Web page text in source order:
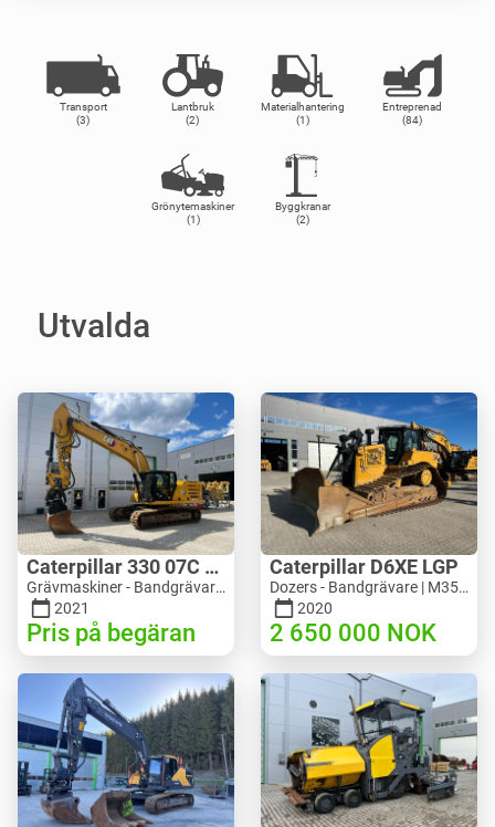
Transport
(3)
Lantbruk
(2)
Materialhantering
(1)
Entreprenad
(84)
Grönytemaskiner
(1)
Byggkranar
(2)
Utvalda
Caterpillar 330 07C Next Gen
Grävmaskiner - Bandgrävare | M816-4487 | 10356
2021
Pris på begäran
Caterpillar D6XE LGP
Dozers - Bandgrävare | M354-6704 | 35056
2020
2 650 000 NOK